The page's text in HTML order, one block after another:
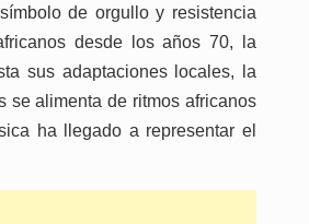
de orgullo y resistencia
desde los años 70, la
sus adaptaciones locales, la
se alimenta de ritmos africanos
ha llegado a representar el